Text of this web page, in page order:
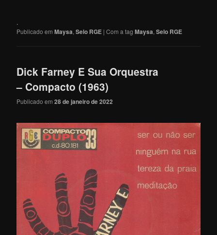
.
Publicado em Maysa,Selo RGE |Com a tagMaysa,Selo RGE
Dick Farney E Sua Orquestra
– Compacto (1963)
Publicado em28 de janeiro de 2022